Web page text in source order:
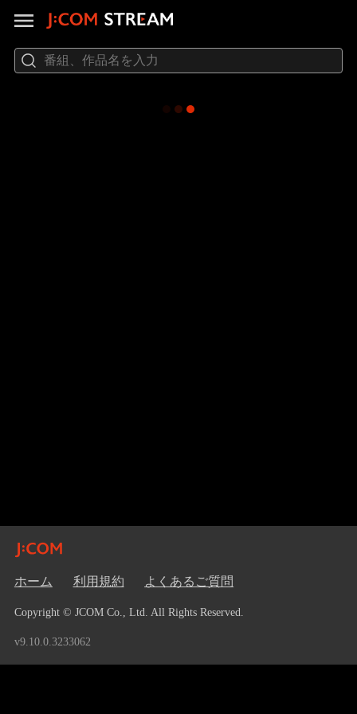
ホーム 利用規約 よくあるご質問
Copyright © JCOM Co., Ltd. All Rights Reserved.
v9.10.0.3233062